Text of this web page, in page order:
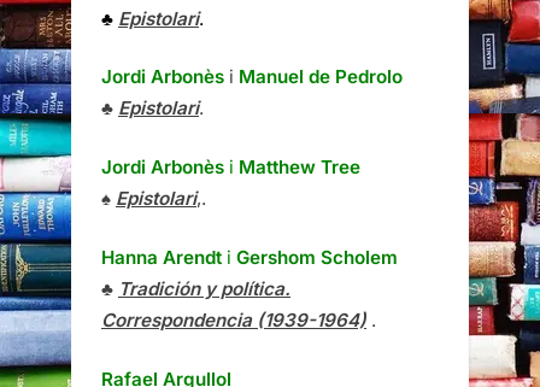
♣ Epistolari.
Jordi Arbonès i Manuel de Pedrolo
♣ Epistolari.
Jordi Arbonès i Matthew Tree
♠ Epistolari,.
Hanna Arendt i Gershom Scholem
♣ Tradición y política.
Correspondencia (1939-1964) .
Rafael Argullol